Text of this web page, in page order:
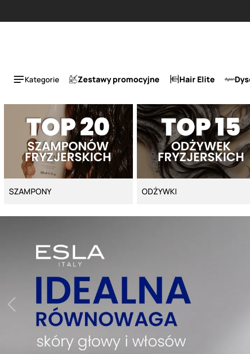
Kategorie Zestawy promocyjne Hair Elite
SZAMPONY ODŻYWKI